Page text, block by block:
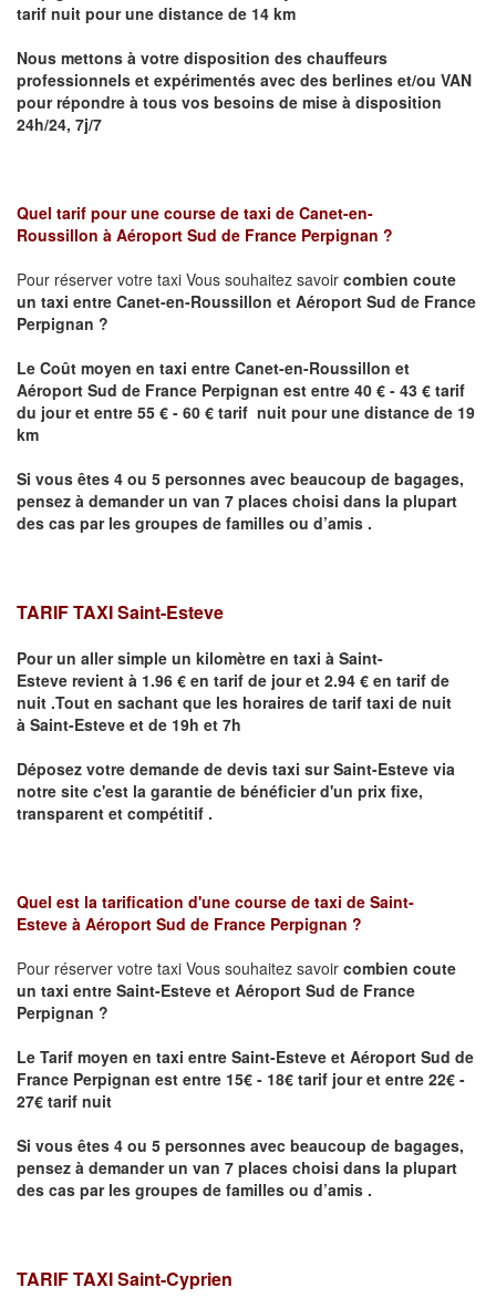
tarif nuit pour une distance de 14 km
Nous mettons à votre disposition des chauffeurs
professionnels et expérimentés avec des berlines et/ou VAN
pour répondre à tous vos besoins de mise à disposition
24h/24, 7j/7
Quel tarif pour une course de taxi de Canet-en-
Roussillon à Aéroport Sud de France Perpignan ?
Pour réserver votre taxi Vous souhaitez savoir combien coute
un taxi entre Canet-en-Roussillon et Aéroport Sud de France
Perpignan ?
Le Coût moyen en taxi entre Canet-en-Roussillon et
Aéroport Sud de France Perpignan est entre 40 € - 43 € tarif
du jour et entre 55 € - 60 € tarif nuit pour une distance de 19
km
Si vous êtes 4 ou 5 personnes avec beaucoup de bagages,
pensez à demander un van 7 places choisi dans la plupart
des cas par les groupes de familles ou d’amis .
TARIF TAXI Saint-Esteve
Pour un aller simple un kilomètre en taxi à Saint-
Esteve revient à 1.96 € en tarif de jour et 2.94 € en tarif de
nuit .Tout en sachant que les horaires de tarif taxi de nuit
à Saint-Esteve et de 19h et 7h
Déposez votre demande de devis taxi surSaint-Esteve via
notre site c'est la garantie de bénéficier d'un prix fixe,
transparent et compétitif .
Quel est la tarification d'une course de taxi de Saint-
Esteve à Aéroport Sud de France Perpignan ?
Pour réserver votre taxi Vous souhaitez savoir combien coute
un taxi entre Saint-Esteve et Aéroport Sud de France
Perpignan ?
Le Tarif moyen en taxi entre Saint-Esteve et Aéroport Sud de
France Perpignan est entre 15€ - 18€ tarif jour et entre 22€ -
27€ tarif nuit
Si vous êtes 4 ou 5 personnes avec beaucoup de bagages,
pensez à demander un van 7 places choisi dans la plupart
des cas par les groupes de familles ou d’amis .
TARIF TAXI Saint-Cyprien